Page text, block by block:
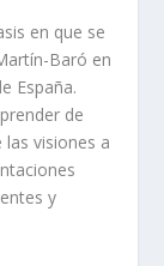
en que se
Baró en
España.
de
visiones a
y